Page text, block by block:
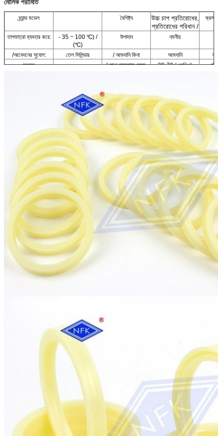
মৌলিক পরামিতি
ব্র্যান্ড মডেল বৈশিষ্ট্য
উচ্চ চাপ প্রতিরোধের,
প্রতিরোধের পরিধান /
ক্রস
তাপমাত্রা ব্যবহার করে:
- 35 ~ 100 ℃) /
(℃)
উপাদান নমনীয়
/আবেদনের সুযোগ: তেল সিলিন্ডার / আমদানি কিনা আমদানি
মডেল:
/ চাপ ব্যবহার করে:
30-70 (এমপিএ)